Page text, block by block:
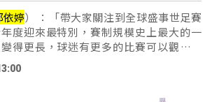
依婷） ：「帶大家關注到全球盛事世足賽
度迎來最特別，賽制規模史上最大的一
得更長，球迷有更多的比賽可以觀賞。
國、加拿大與墨西哥三國共同主辦，賽事
橫跨16座城市舉行。 不僅創下 …